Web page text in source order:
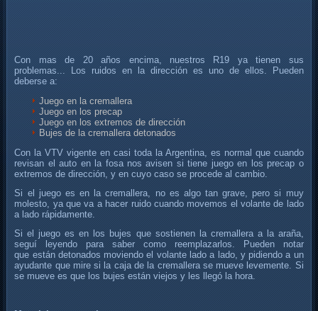
Con mas de 20 años encima, nuestros R19 ya tienen sus
problemas... Los ruidos en la dirección es uno de ellos. Pueden
deberse a:
Juego en la cremallera
Juego en los precap
Juego en los extremos de dirección
Bujes de la cremallera detonados
Con la VTV vigente en casi toda la Argentina, es normal que cuando
revisan el auto en la fosa nos avisen si tiene juego en los precap o
extremos de dirección, y en cuyo caso se procede al cambio.
Si el juego es en la cremallera, no es algo tan grave, pero si muy
molesto, ya que va a hacer ruido cuando movemos el volante de lado
a lado rápidamente.
Si el juego es en los bujes que sostienen la cremallera a la araña,
seguí leyendo para saber como reemplazarlos. Pueden notar
que están detonados moviendo el volante lado a lado, y pidiendo a un
ayudante que mire si la caja de la cremallera se mueve levemente. Si
se mueve es que los bujes están viejos y les llegó la hora.